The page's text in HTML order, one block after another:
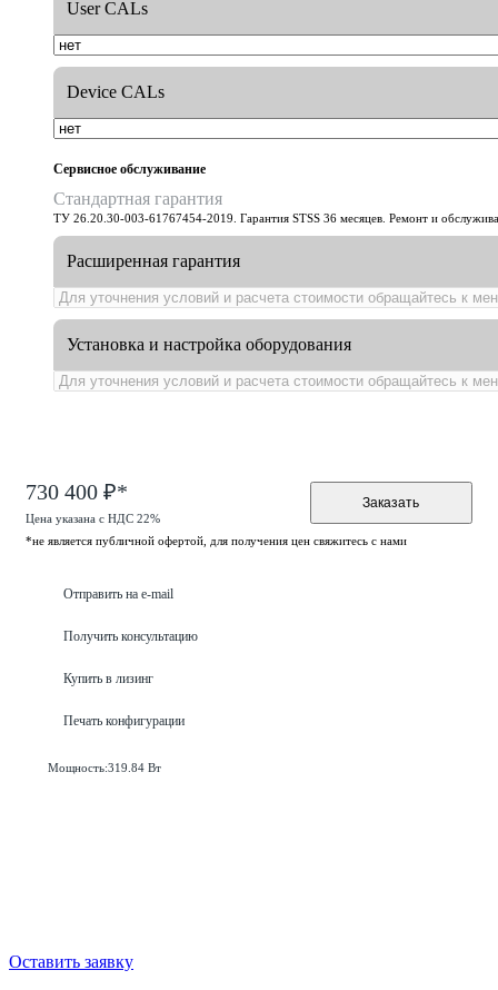
User CALs
Device CALs
Сервисное обслуживание
Стандартная гарантия
ТУ 26.20.30-003-61767454-2019. Гарантия STSS 36 месяцев. Ремонт и
Расширенная гарантия
Установка и настройка оборудования
730 400 ₽*
Цена указана с НДС 22%
Заказать
*не является публичной офертой, для получения цен свяжитесь с нами
Отправить на e-mail
Получить консультацию
Купить в лизинг
Печать конфигурации
Мощность:319.84 Вт
Оставить заявку